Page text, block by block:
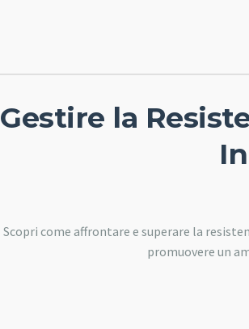
Gestire la
Scopri come affrontare e superare la
promuovere un